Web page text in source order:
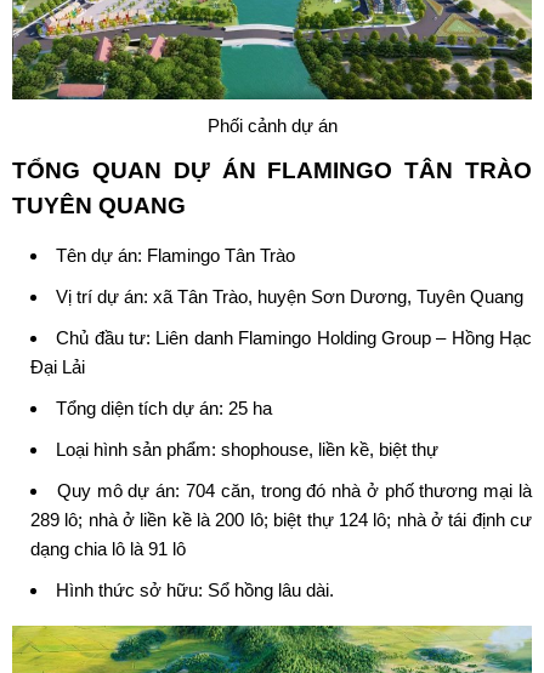
Phối cảnh dự án
TỔNG QUAN DỰ ÁN FLAMINGO TÂN TRÀO
TUYÊN QUANG
Tên dự án: Flamingo Tân Trào
Vị trí dự án: xã Tân Trào, huyện Sơn Dương, Tuyên Quang
Chủ đầu tư: Liên danh Flamingo Holding Group – Hồng Hạc
Đại Lải
Tổng diện tích dự án: 25 ha
Loại hình sản phẩm: shophouse, liền kề, biệt thự
Quy mô dự án: 704 căn, trong đó nhà ở phố thương mại là
289 lô; nhà ở liền kề là 200 lô; biệt thự 124 lô; nhà ở tái định cư
dạng chia lô là 91 lô
Hình thức sở hữu: Sổ hồng lâu dài.